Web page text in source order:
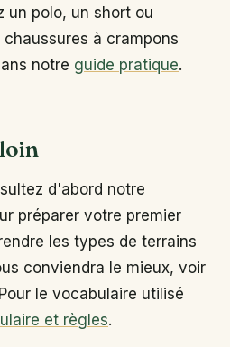
un polo, un short ou
à crampons
notre guide pratique.
d'abord notre
préparer votre premier
les types de terrains
conviendra le mieux, voir
le vocabulaire utilisé
et règles.